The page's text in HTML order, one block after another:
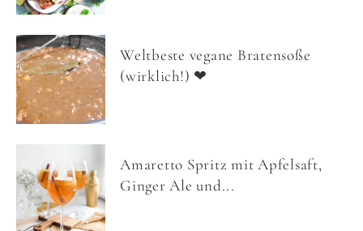
Weltbeste vegane Bratensoße
(wirklich!) ❤
Amaretto Spritz mit Apfelsaft,
Ginger Ale und...